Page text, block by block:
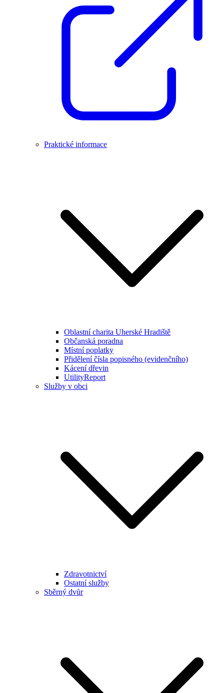
Praktické informace
Oblastní charita Uherské Hradiště
Občanská poradna
Místní poplatky
Přidělení čísla popisného (evidenčního)
Kácení dřevin
UtilityReport
Služby v obci
Zdravotnictví
Ostatní služby
Sběrný dvůr